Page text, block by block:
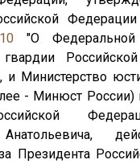
"О
гвардии
и Министерство
- Минюст России)
Анатольевича,
Президента